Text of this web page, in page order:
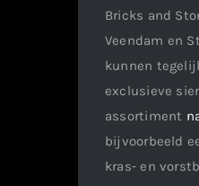
Bricks and
Veendam en
kunnen
exclusieve
assortiment
bijvoorbeeld
kras- en